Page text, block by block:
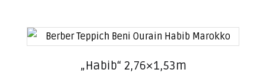
„Habib“ 2,76×1,53m